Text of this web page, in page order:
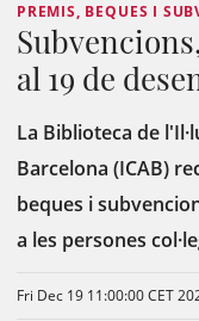
PREMIS, BEQUES I
al 19 de
La Biblioteca de
Barcelona (ICAB)
beques i
a les persones
Fri Dec 19 11:00:00 CET